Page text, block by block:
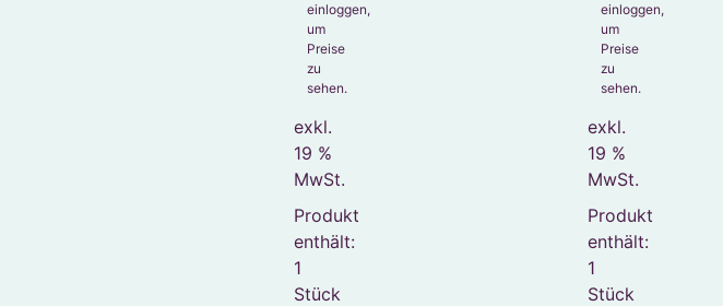
einloggen,
um
Preise
zu
sehen.
exkl.
19 %
MwSt.
Produkt
enthält:
1
Stück
einloggen,
um
Preise
zu
sehen.
exkl.
19 %
MwSt.
Produkt
enthält:
1
Stück